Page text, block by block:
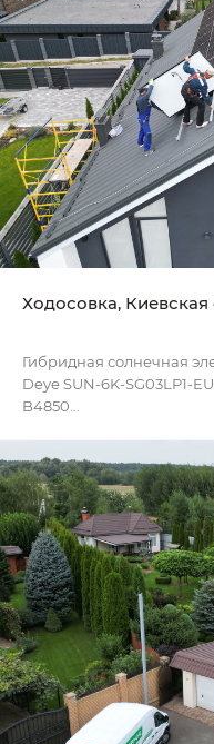
Ходосовка, Киевская
Гибридная солнечная
Deye SUN-6K-SG03LP1-
B4850...